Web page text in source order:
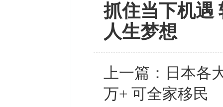
抓住当下机遇
人生梦想
上一篇： 日本各
万+ 可全家移民